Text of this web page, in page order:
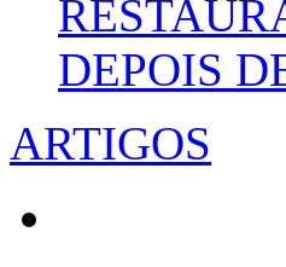
DEPOIS
ARTIGOS